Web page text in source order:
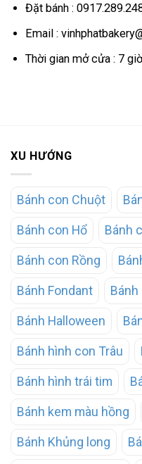
Đặt bánh :
Email :
Thời gian mở cửa : 7
XU HƯỚNG
Bánh con Chuột
Bánh con Hổ Bánh
Bánh con Rồng
Bánh Fondant Bánh
Bánh Halloween
Bánh hình con Trâu
Bánh hình trái tim
Bánh kem màu hồng
Bánh Khủng long